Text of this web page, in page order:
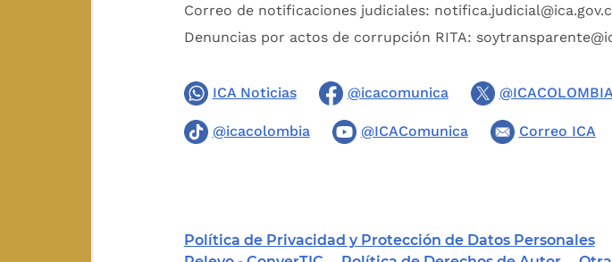
Correo de notificaciones judiciales:
Denuncias por actos de corrupción RITA:
ICA Noticias @icacomunica @ICACOLOMBIA
@icacolombia @ICAComunica Correo ICA
Política de Privacidad y Protección de Datos Personales